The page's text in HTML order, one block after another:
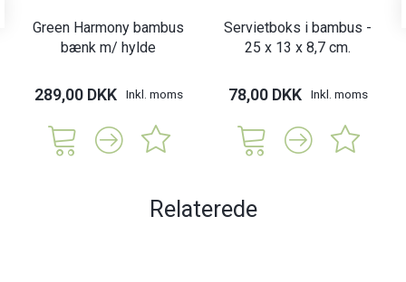
Green Harmony bambus
bænk m/ hylde
289,00 DKK Inkl. moms
Servietboks i bambus -
25 x 13 x 8,7 cm.
78,00 DKK Inkl. moms
Relaterede